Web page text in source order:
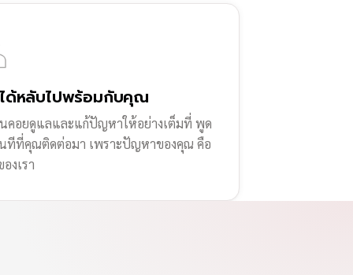
ได้หลับไปพร้อมกับคุณ
คอยดูแลและแก้ปัญหาให้อย่างเต็มที่ พูด
ทีที่คุณติดต่อมา เพราะปัญหาของคุณ คือ
งเรา